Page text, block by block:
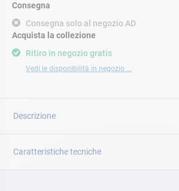
Consegna
Consegna solo al negozio AD
Ritiro in negozio gratis
Vedi le disponibilità in negozio ...
Acquista la collezione
Descrizione
Caratteristiche tecniche